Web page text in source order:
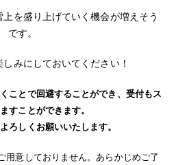
を盛り上げていく機会が増えそう
です。
みにしておいてください！
ことで回避することができ、受付もス
すことができます。
ろしくお願いいたします。
用意しておりません。あらかじめご了